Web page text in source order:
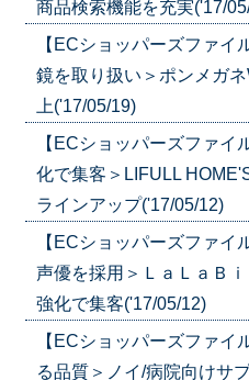
商品検索機能を充実('17/
【ECショッパーズファ
鏡を取り扱い＞ポンメガ
上('17/05/19)
【ECショッパーズファ
化で集客＞LIFULL
ラインアップ('17/05/12)
【ECショッパーズファ
声優を採用＞ＬａＬａＢ
強化で集客('17/05/12)
【ECショッパーズファ
る品質＞ノイ/病院向けサ